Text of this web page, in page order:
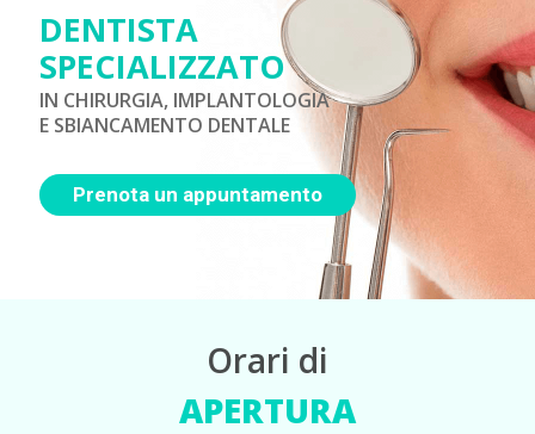
DENTISTA
SPECIALIZZATO
IN CHIRURGIA, IMPLANTOLOGIA
E SBIANCAMENTO DENTALE
Prenota un appuntamento
Orari di
APERTURA